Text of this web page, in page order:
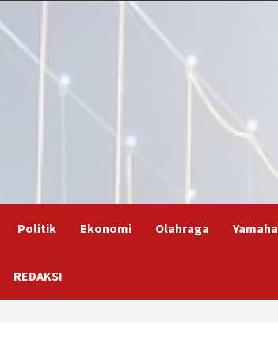
Politik Ekonomi Olahraga Yamaha
REDAKSI